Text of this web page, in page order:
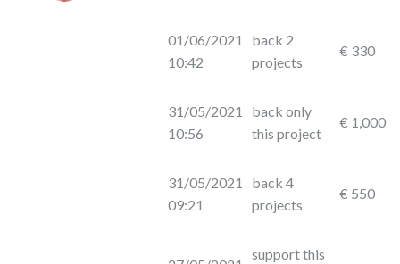
01/06/2021
10:42
back 2
projects
€ 330
31/05/2021
10:56
back only
this project
€ 1,000
31/05/2021
09:21
back 4
projects
€ 550
support this